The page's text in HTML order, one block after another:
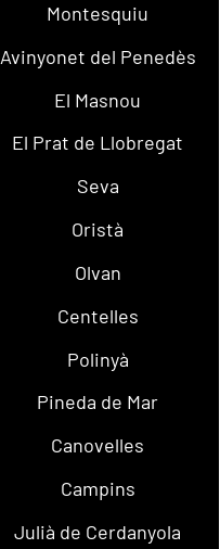
Montesquiu
Avinyonet del Penedès
El Masnou
El Prat de Llobregat
Seva
Oristà
Olvan
Centelles
Polinyà
Pineda de Mar
Canovelles
Campins
Julià de Cerdanyola